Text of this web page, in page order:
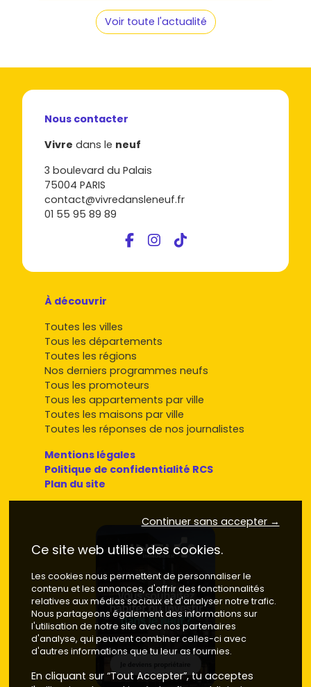
Voir toute l'actualité
Nous contacter
Vivre dans le neuf
3 boulevard du Palais
75004 PARIS
contact@vivredansleneuf.fr
01 55 95 89 89
À découvrir
Toutes les villes
Tous les départements
Toutes les régions
Nos derniers programmes neufs
Tous les promoteurs
Tous les appartements par ville
Toutes les maisons par ville
Toutes les réponses de nos journalistes
Mentions légales
Politique de confidentialité RCS
Plan du site
Continuer sans accepter →
Ce site web utilise des cookies.
Les cookies nous permettent de personnaliser le
contenu et les annonces, d'offrir des fonctionnalités
relatives aux médias sociaux et d'analyser notre trafic.
Nous partageons également des informations sur
l'utilisation de notre site avec nos partenaires
d'analyse, qui peuvent combiner celles-ci avec
d'autres informations que tu leur as fournies.
En cliquant sur “Tout Accepter”, tu acceptes